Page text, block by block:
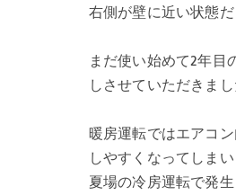
右側が壁に近い状態
まだ使い始めて2年
しさせていただきま
暖房運転ではエアコ
しやすくなってしま
夏場の冷房運転で発